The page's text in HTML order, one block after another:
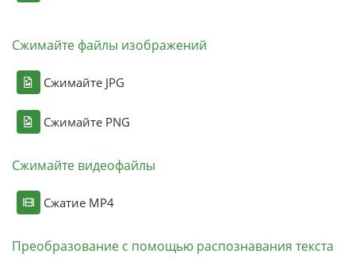
Сжимайте файлы изображений
Сжимайте JPG
Сжимайте PNG
Сжимайте видеофайлы
Сжатие MP4
Преобразование с помощью распознавания текста